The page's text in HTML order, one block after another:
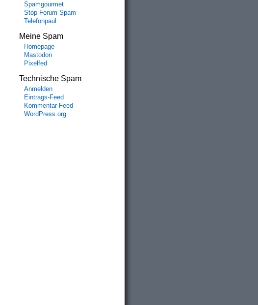
Spamgourmet
Stop Forum Spam
Telefonpaul
Meine Spam
Homepage
Mastodon
Pixelfed
Technische Spam
Anmelden
Eintrags-Feed
Kommentar-Feed
WordPress.org